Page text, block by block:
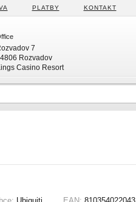
PLATBY KONTAKT
7
Rozvadov
Casino Resort